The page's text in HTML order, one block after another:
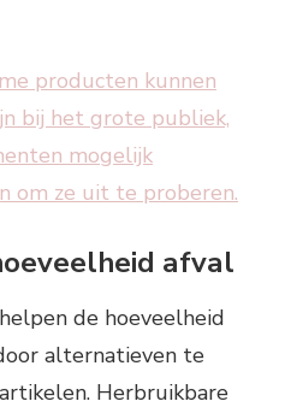
producten kunnen
bij het grote publiek,
mogelijk
om ze uit te proberen.
afval
de hoeveelheid
alternatieven te
Herbruikbare